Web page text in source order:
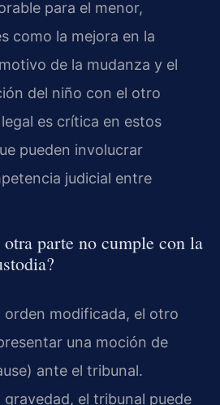
para el menor,
como la mejora en la
de la mudanza y el
del niño con el otro
es crítica en estos
pueden involucrar
judicial entre
parte no cumple con la
orden modificada, el otro
una moción de
ante el tribunal.
gravedad, el tribunal puede